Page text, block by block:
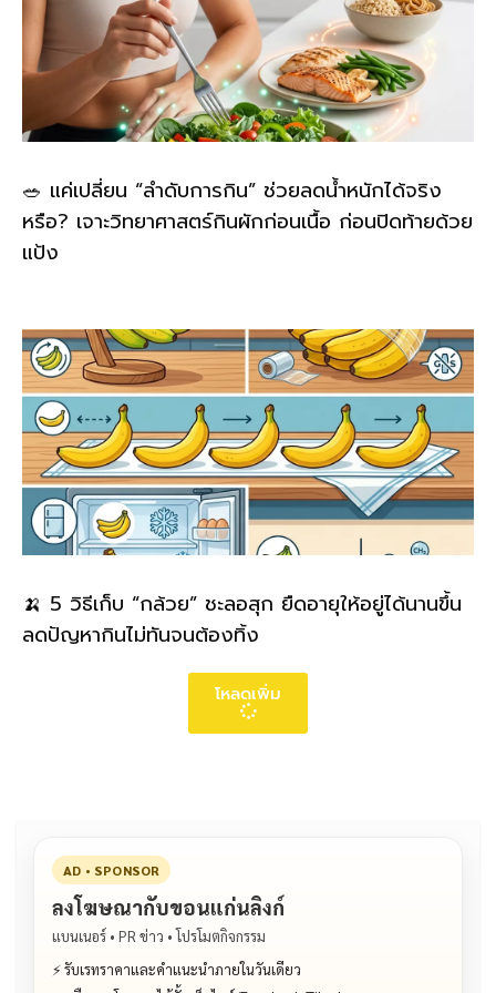
🥗 แค่เปลี่ยน “ลำดับการกิน” ช่วยลดน้ำหนักได้จริง
หรือ? เจาะวิทยาศาสตร์กินผักก่อนเนื้อ ก่อนปิดท้ายด้วย
แป้ง
🍌 5 วิธีเก็บ “กล้วย” ชะลอสุก ยืดอายุให้อยู่ได้นานขึ้น
ลดปัญหากินไม่ทันจนต้องทิ้ง
โหลดเพิ่ม
AD • SPONSOR
ลงโฆษณากับขอนแก่นลิงก์
แบนเนอร์ • PR ข่าว • โปรโมตกิจกรรม
⚡ รับเรทราคาและคำแนะนำภายในวันเดียว